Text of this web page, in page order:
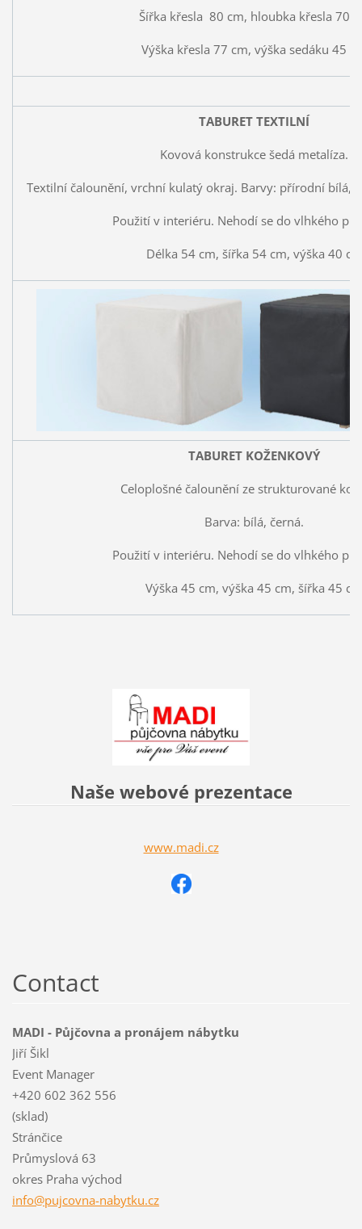
Šířka křesla 80 cm, hloubka křesla 70
Výška křesla 77 cm, výška sedáku 45
TABURET TEXTILNÍ
Kovová konstrukce šedá metalíza.
Textilní čalounění, vrchní kulatý okraj. Barvy: přírodní bílá,
Použití v interiéru. Nehodí se do vlhkého
Délka 54 cm, šířka 54 cm, výška 40 cm
TABURET KOŽENKOVÝ
Celoplošné čalounění ze strukturované
Barva: bílá, černá.
Použití v interiéru. Nehodí se do vlhkého
Výška 45 cm, výška 45 cm, šířka 45
Naše webové prezentace
www.madi.cz
Contact
MADI - Půjčovna a pronájem nábytku
Jiří Šikl
Event Manager
+420 602 362 556
(sklad)
Stránčice
Průmyslová 63
okres Praha východ
info@pujcovna-nabytku.cz